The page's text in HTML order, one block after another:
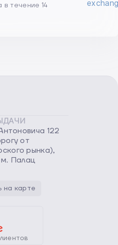
течение 14
122
от
рынка),
Палац
на карте